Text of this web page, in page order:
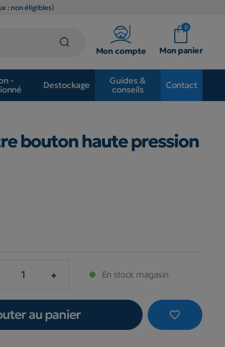
: non éligibles)
Mon compte
0
Mon panier
-
Destockage
Guides &
conseils
Contact
bouton haute pression
+ En stock magasin
favorite_border
au panier